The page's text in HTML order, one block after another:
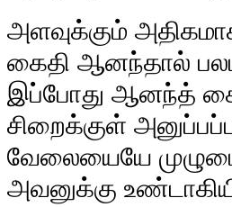
அளவுக்கும்
கைதி ஆனந்தால்
இப்போது ஆனந்த்
சிறைக்குள்
வேலையையே
அவனுக்கு